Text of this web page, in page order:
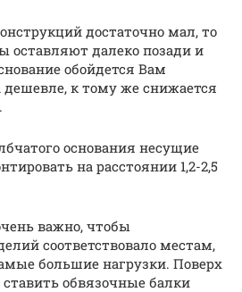
достаточно мал, то
оставляют далеко позади и
обойдется Вам
дешевле, к тому же снижается
основания несущие
на расстоянии 1,2-2,5
важно, чтобы
соответствовало местам,
большие нагрузки. Поверх
обвязочные балки